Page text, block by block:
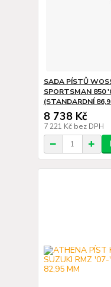
SADA PÍSTŮ
SPORTSMAN 850
(STANDARDNÍ
8 738 Kč
7 221 Kč bez DPH